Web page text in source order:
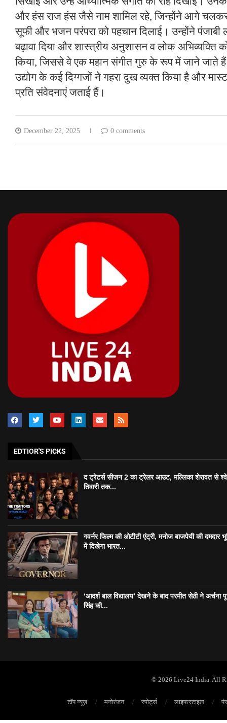
और हंस राज हंस जैसे नाम शामिल रहे, जिन्होंने आगे
सूफी और भजन परंपरा को पहचान दिलाई। उन्होंने
बढ़ावा दिया और शास्त्रीय अनुशासन व लोक अभिव्यक्ति
किया, जिससे वे एक महान संगीत गुरु के रूप में जाने जाते
उद्योग के कई दिग्गजों ने गहरा दुख व्यक्त किया है और
प्रति संवेदनाएं जताई हैं।
December 22, 2025 0 comments
EDTIOR'S PICKS
द ट्रेटर्स सीजन 2 का ट्रेलर आउट, मल्लिका शेरावत से
तिवारी तक...
गवर्नर फिल्म की ओटीटी एंट्री, मनोज बाजपेयी की दमदार
में दिखेगा भारत...
‘आदर्श बाल विद्यालय’ देखने के बाद परमीत सेठी ने अर्चना
सिंह की...
© 2026 Live24 India. All
टॉप न्यूज़ मनोरंजन स्पोर्ट्स लाइफस्टाइल